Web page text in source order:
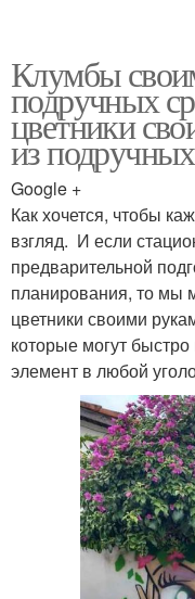
Клумбы
подручных
цветники
из
Google +
Как хочется, чтобы
взгляд. И если
предварительной
планирования, то мы
цветники своими
которые могут
элемент в любой